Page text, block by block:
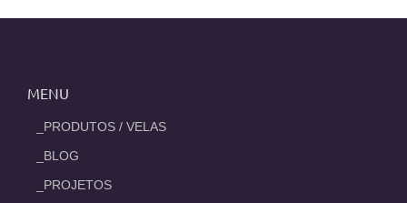
MENU
_PRODUTOS / VELAS
_BLOG
_PROJETOS